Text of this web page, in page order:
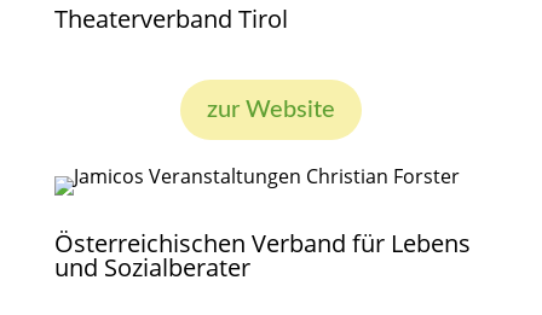
Theaterverband Tirol
zur Website
Österreichischen Verband für Lebens
und Sozialberater